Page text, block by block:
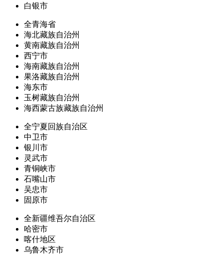
白银市
全青海省
海北藏族自治州
黄南藏族自治州
西宁市
海南藏族自治州
果洛藏族自治州
海东市
玉树藏族自治州
海西蒙古族藏族自治州
全宁夏回族自治区
中卫市
银川市
灵武市
青铜峡市
石嘴山市
吴忠市
固原市
全新疆维吾尔自治区
哈密市
喀什地区
乌鲁木齐市